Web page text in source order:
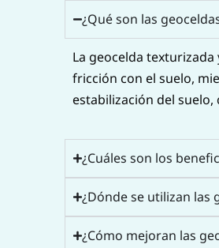
¿Qué son las
La geocelda
fricción con el suelo,
estabilización del
¿Cuáles son los
¿Dónde se utilizan las
¿Cómo mejoran las